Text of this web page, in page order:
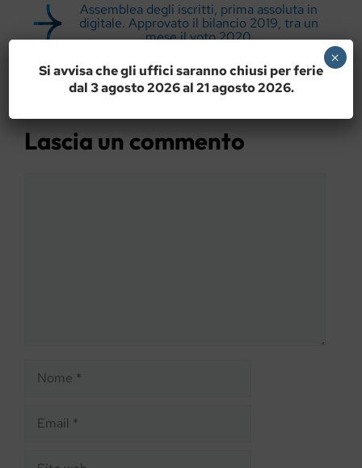
Assemblea degli iscritti, prima assoluta in
digitale. Approvato il bilancio 2019, tra un
mese il voto 2020
Lascia un commento
Si avvisa che gli uffici saranno chiusi per ferie
dal 3 agosto 2026 al 21 agosto 2026.
×